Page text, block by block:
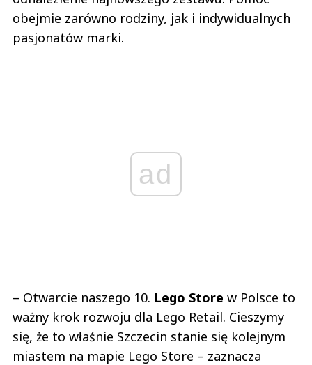
obejmie zarówno rodziny, jak i indywidualnych
pasjonatów marki.
ad
– Otwarcie naszego 10. Lego Store w Polsce to
ważny krok rozwoju dla Lego Retail. Cieszymy
się, że to właśnie Szczecin stanie się kolejnym
miastem na mapie Lego Store – zaznacza